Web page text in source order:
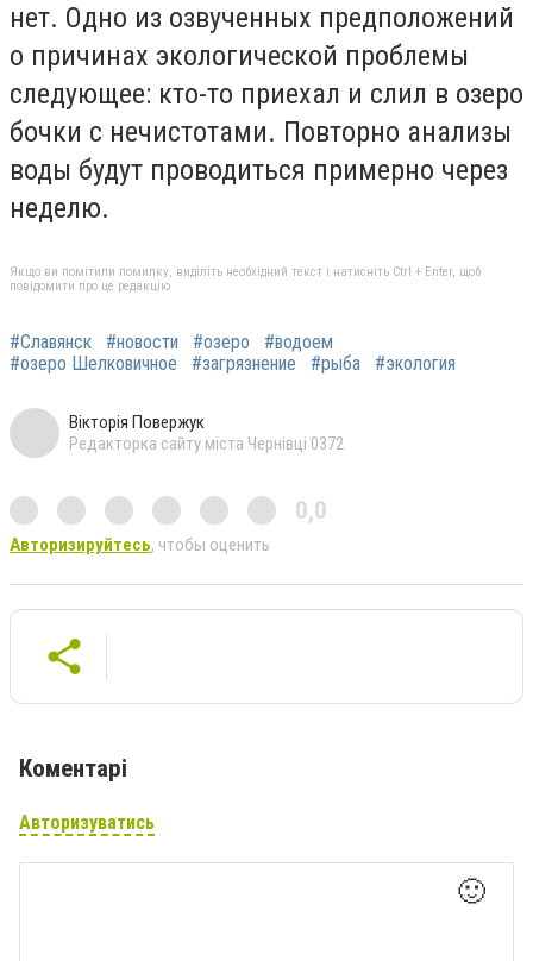
нет. Одно из озвученных предположений
о причинах экологической проблемы
следующее: кто-то приехал и слил в озеро
бочки с нечистотами. Повторно анализы
воды будут проводиться примерно через
неделю.
Якщо ви помітили помилку, виділіть необхідний текст і натисніть Ctrl + Enter, щоб
повідомити про це редакцію
#Славянск #новости #озеро
#водоем
#озеро Шелковичное
#загрязнение #рыба #экология
Вікторія Повержук
Редакторка сайту міста Чернівці 0372
0,0
Авторизируйтесь, чтобы оценить
Коментарі
Авторизуватись
🙂